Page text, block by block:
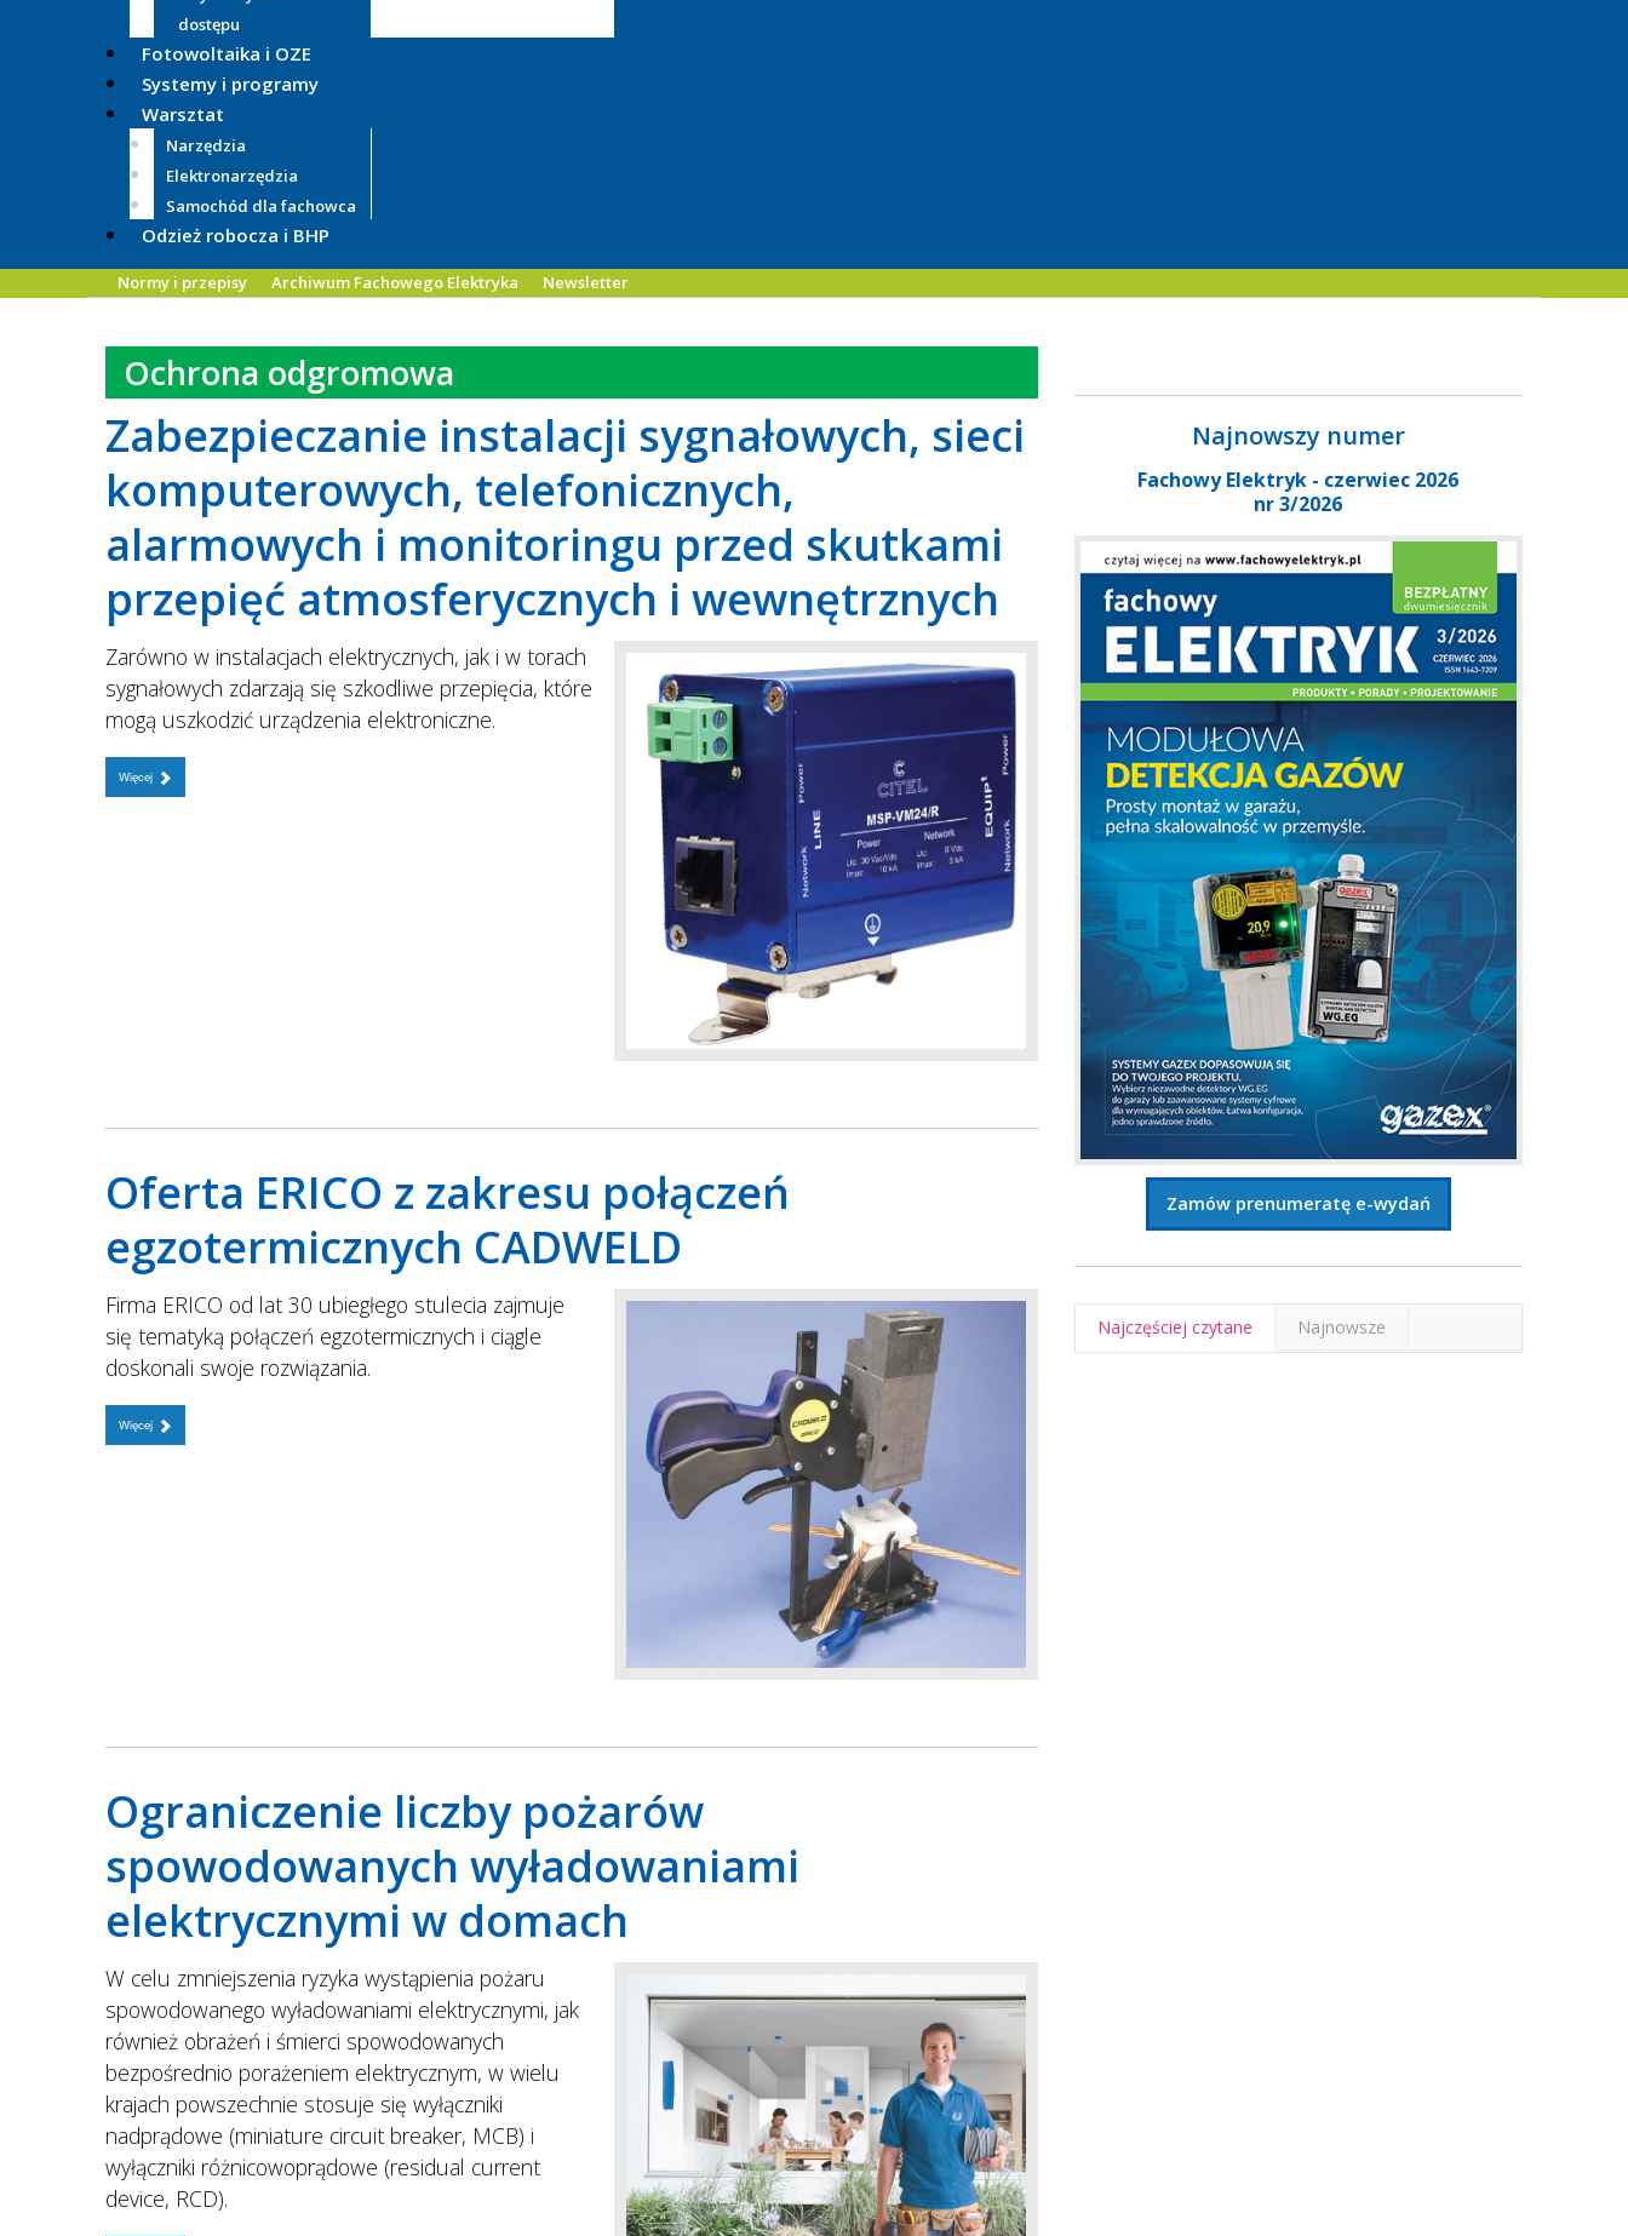
dostępu
Fotowoltaika i OZE
Systemy i programy
Warsztat
Narzędzia
Elektronarzędzia
Samochód dla fachowca
Odzież robocza i BHP
Normy i przepisy Archiwum Fachowego Elektryka Newsletter
Ochrona odgromowa
Zabezpieczanie instalacji sygnałowych, sieci
komputerowych, telefonicznych,
alarmowych i monitoringu przed skutkami
przepięć atmosferycznych i wewnętrznych
Zarówno w instalacjach elektrycznych, jak i w torach
sygnałowych zdarzają się szkodliwe przepięcia, które
mogą uszkodzić urządzenia elektroniczne.
Więcej
Oferta ERICO z zakresu połączeń
egzotermicznych CADWELD
Firma ERICO od lat 30 ubiegłego stulecia zajmuje
się tematyką połączeń egzotermicznych i ciągle
doskonali swoje rozwiązania.
Więcej
Ograniczenie liczby pożarów
spowodowanych wyładowaniami
elektrycznymi w domach
W celu zmniejszenia ryzyka wystąpienia pożaru
spowodowanego wyładowaniami elektrycznymi, jak
również obrażeń i śmierci spowodowanych
bezpośrednio porażeniem elektrycznym, w wielu
krajach powszechnie stosuje się wyłączniki
nadprądowe (miniature circuit breaker, MCB) i
wyłączniki różnicowoprądowe (residual current
device, RCD).
Najnowszy numer
Fachowy Elektryk - czerwiec 2026
nr 3/2026
Zamów prenumeratę e-wydań
Najczęściej czytane Najnowsze